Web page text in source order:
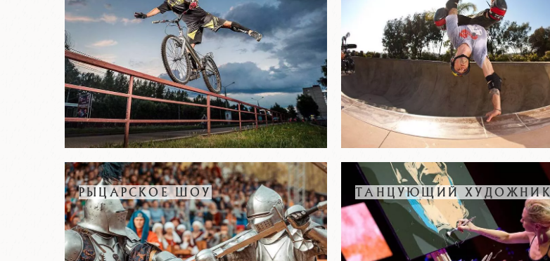
РЫЦАРСКОЕ ШОУ ТАНЦУЮЩИЙ ХУДОЖНИК